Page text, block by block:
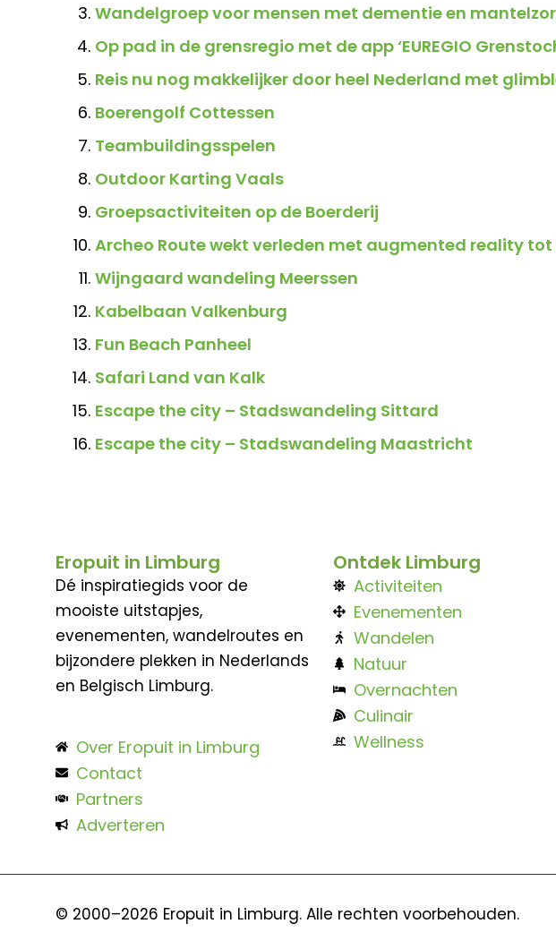
Wandelgroep voor mensen met dementie en
Op pad in de grensregio met de app ‘EUREGIO
Reis nu nog makkelijker door heel Nederland met
Boerengolf Cottessen
Teambuildingsspelen
Outdoor Karting Vaals
Groepsactiviteiten op de Boerderij
Archeo Route wekt verleden met augmented reality tot
Wijngaard wandeling Meerssen
Kabelbaan Valkenburg
Fun Beach Panheel
Safari Land van Kalk
Escape the city – Stadswandeling Sittard
Escape the city – Stadswandeling Maastricht
Eropuit in Limburg
Dé inspiratiegids voor de
mooiste uitstapjes,
evenementen, wandelroutes en
bijzondere plekken in Nederlands
en Belgisch Limburg.
Over Eropuit in Limburg
Contact
Partners
Adverteren
Ontdek Limburg
Activiteiten
Evenementen
Wandelen
Natuur
Overnachten
Culinair
Wellness
© 2000–2026 Eropuit in Limburg. Alle rechten voorbehouden.